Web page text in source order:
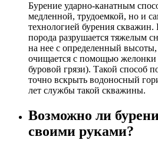
Бурение ударно-канатным
медленной, трудоемкой, но и
технологией бурения
порода разрушается тяжелым
на нее с определенный высоты,
очищается с помощью желонки
буровой грязи). Такой способ
точно вскрыть водоносный
лет службы такой скважины.
Возможно ли
своими руками?